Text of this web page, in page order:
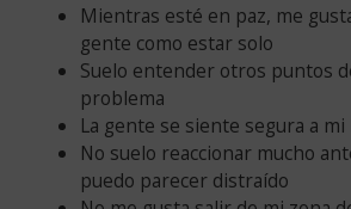
Mientras esté en paz, me
gente como estar solo
Suelo entender otros puntos
problema
La gente se siente segura a mi
No suelo reaccionar mucho
puedo parecer distraído